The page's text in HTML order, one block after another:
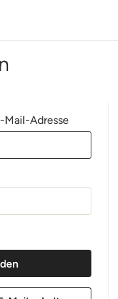
Mail-Adresse